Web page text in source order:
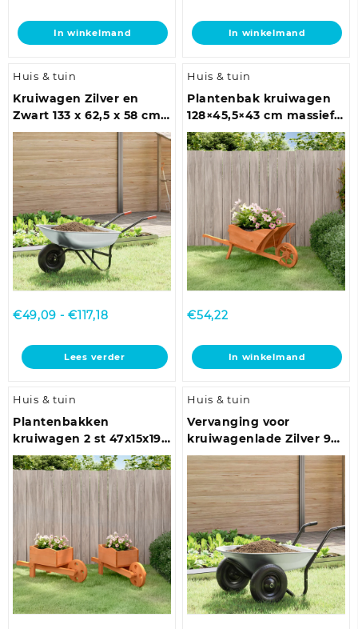
In winkelmand In winkelmand
Huis & tuin
Kruiwagen Zilver en
Zwart 133 x 62,5 x 58 cm
Staal
€49,09 - €117,18Prijsklasse:
tot
€117,18
Lees verder
Huis & tuin
Plantenbak kruiwagen
128×45,5×43 cm massief
vurenhout
€54,22
In winkelmand
Huis & tuin
Plantenbakken
kruiwagen 2 st 47x15x19
cm massief vurenhout
Huis & tuin
Vervanging voor
kruiwagenlade Zilver 90
x 63 x 28 cm Staal